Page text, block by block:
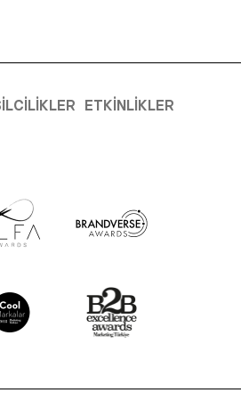
ETKINLIKLER